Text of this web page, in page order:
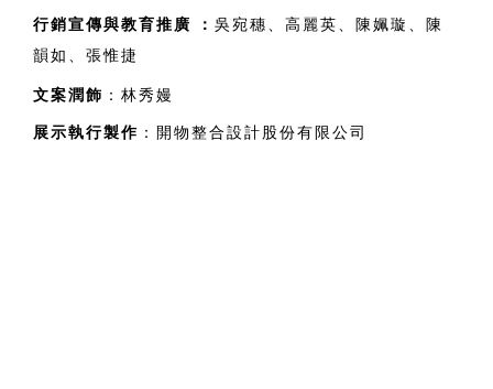
行銷宣傳與教育推廣 ： 吳宛穗、高麗英、陳姵璇、陳
韻如、張惟捷
文案潤飾 ：林秀嫚
展示執行製作 ：開物整合設計股份有限公司